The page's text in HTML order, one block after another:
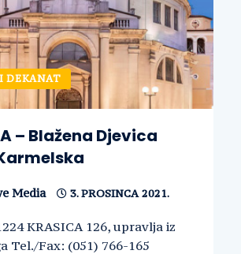
DEKANAT
– Blažena Djevica
Media 3. PROSINCA 2021.
KRASICA 126, upravlja iz
Tel./Fax: (051) 766-165